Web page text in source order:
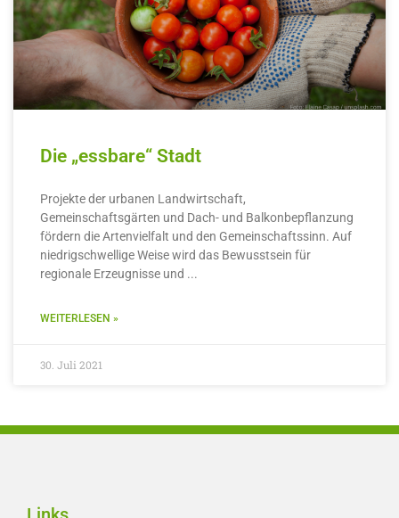
Die „essbare“ Stadt
Projekte der urbanen Landwirtschaft,
Gemeinschaftsgärten und Dach- und Balkonbepflanzung
fördern die Artenvielfalt und den Gemeinschaftssinn. Auf
niedrigschwellige Weise wird das Bewusstsein für
regionale Erzeugnisse und
WEITERLESEN »
30. Juli 2021